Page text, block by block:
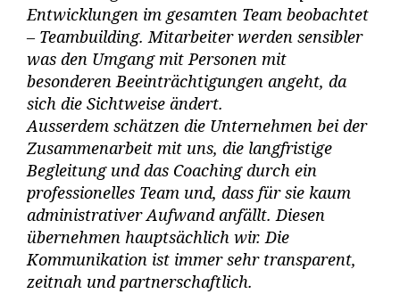
Entwicklungen im gesamten Team beobachtet
– Teambuilding. Mitarbeiter werden sensibler
was den Umgang mit Personen mit
besonderen Beeinträchtigungen angeht, da
sich die Sichtweise ändert.
Ausserdem schätzen die Unternehmen bei der
Zusammenarbeit mit uns, die langfristige
Begleitung und das Coaching durch ein
professionelles Team und, dass für sie kaum
administrativer Aufwand anfällt. Diesen
übernehmen hauptsächlich wir. Die
Kommunikation ist immer sehr transparent,
zeitnah und partnerschaftlich.